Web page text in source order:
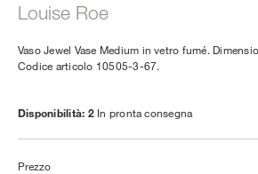
Louise Roe
Vaso Jewel Vase Medium in vetro fumé.
Codice articolo 10505-3-67.
Disponibilità: 2 In pronta consegna
Prezzo